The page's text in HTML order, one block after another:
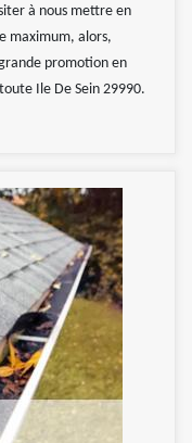
à nous mettre en
maximum, alors,
promotion en
Ile De Sein 29990.